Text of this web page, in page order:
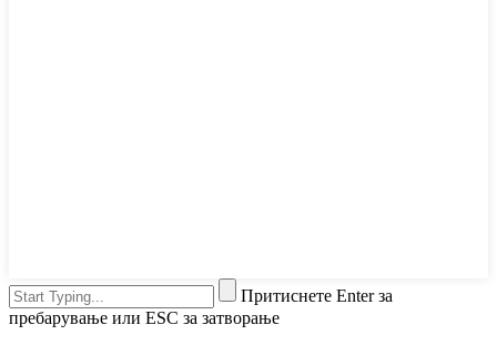
Притиснете Enter за
пребарување или ESC за затворање